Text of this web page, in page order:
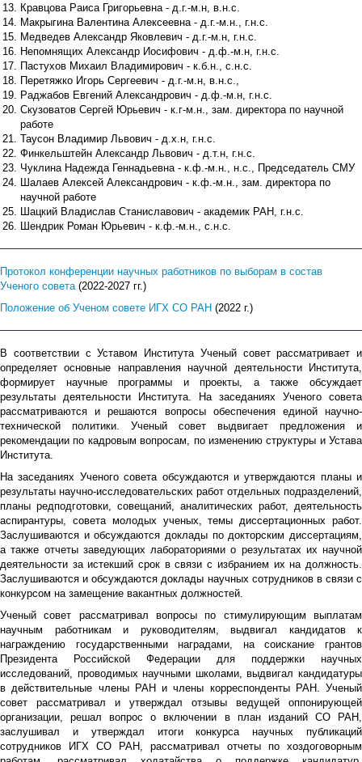
Кравцова Раиса Григорьевна - д.г.-м.н, в.н.с.
Макрыгина Валентина Алексеевна - д.г.-м.н., г.н.с.
Медведев Александр Яковлевич - д.г.-м.н, г.н.с.
Непомнящих Александр Иосифович - д.ф.-м.н, г.н.с.
Пастухов Михаил Владимирович - к.б.н., с.н.с.
Перетяжко Игорь Сергеевич - д.г.-м.н, в.н.с.,
Раджабов Евгений Александрович - д.ф.-м.н, г.н.с.
Скузоватов Сергей Юрьевич - к.г-м.н., зам. директора по научной
работе
Таусон Владимир Львович - д.х.н, г.н.с.
Финкельштейн Александр Львович - д.т.н, г.н.с.
Чуклина Надежда Геннадьевна - к.ф.-м.н., н.с., Председатель СМУ
Шалаев Алексей Александрович - к.ф.-м.н., зам. директора по
научной работе
Шацкий Владислав Станиславович - академик РАН, г.н.с.
Шендрик Роман Юрьевич - к.ф.-м.н., с.н.с.
Протокол конференции научных работников по выборам в состав
Ученого совета(2022-2027 гг.)
Положение об Ученом совете ИГХ СО РАН (2022 г.)
В соответствии с Уставом Института Ученый совет рассматривает и
определяет основные направления научной деятельности Института,
формирует научные программы и проекты, а также обсуждает
результаты деятельности Института. На заседаниях Ученого совета
рассматриваются и решаются вопросы обеспечения единой научно-
технической политики. Ученый совет выдвигает предложения и
рекомендации по кадровым вопросам, по изменению структуры и Устава
Института.
На заседаниях Ученого совета обсуждаются и утверждаются планы и
результаты научно-исследовательских работ отдельных подразделений,
планы редподготовки, совещаний, аналитических работ, деятельность
аспирантуры, совета молодых ученых, темы диссертационных работ.
Заслушиваются и обсуждаются доклады по докторским диссертациям,
а также отчеты заведующих лабораториями о результатах их научной
деятельности за истекший срок в связи с избранием их на должность.
Заслушиваются и обсуждаются доклады научных сотрудников в связи с
конкурсом на замещение вакантных должностей.
Ученый совет рассматривал вопросы по стимулирующим выплатам
научным работникам и руководителям, выдвигал кандидатов к
награждению государственными наградами, на соискание грантов
Президента Российской Федерации для поддержки научных
исследований, проводимых научными школами, выдвигал кандидатуры
в действительные члены РАН и члены корреспонденты РАН. Ученый
совет рассматривал и утверждал отзывы ведущей оппонирующей
организации, решал вопрос о включении в план изданий СО РАН,
заслушивал и утверждал итоги конкурса научных публикаций
сотрудников ИГХ СО РАН, рассматривал отчеты по хоздоговорным